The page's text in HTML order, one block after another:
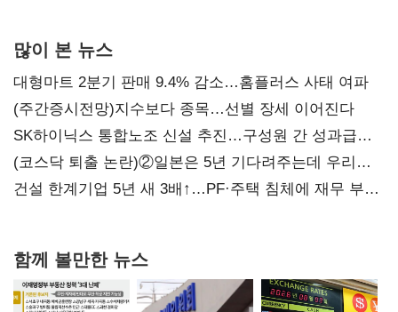
많이 본 뉴스
대형마트 2분기 판매 9.4% 감소…홈플러스 사태 여파
(주간증시전망)지수보다 종목…선별 장세 이어진다
SK하이닉스 통합노조 신설 추진…구성원 간 성과급
불만 확산
(코스닥 퇴출 논란)②일본은 5년 기다려주는데 우리는
당장 퇴출?…시간만으론 부족한 코스닥 구하기
건설 한계기업 5년 새 3배↑…PF·주택 침체에 재무 부담
함께 볼만한 뉴스